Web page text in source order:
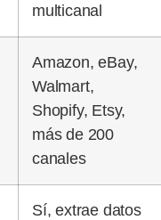
multicanal
Amazon, eBay,
Walmart,
Shopify, Etsy,
más de 200
canales
Sí, extrae datos